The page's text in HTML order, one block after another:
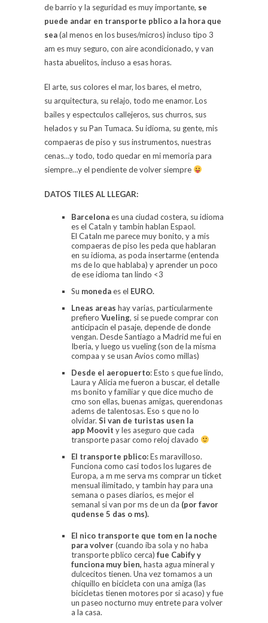
de barrio y la seguridad es muy importante, se
puede andar en transporte pblico a la hora que
sea(al menos en los buses/micros) incluso tipo 3
am es muy seguro, con aire acondicionado, y van
hasta abuelitos, incluso a esas horas.
El arte, sus colores el mar, los bares, el metro,
su arquitectura, su relajo, todo me enamor. Los
bailes y espectculos callejeros, sus churros, sus
helados y su Pan Tumaca. Su idioma, su gente, mis
compaeras de piso y sus instrumentos, nuestras
cenas…y todo, todo quedar en mi memoria para
siempre…y el pendiente de volver siempre
DATOS TILES AL LLEGAR:
Barcelonaes una ciudad costera, su idioma
es el Cataln y tambin hablan Espaol.
El Cataln me parece muy bonito, y a mis
compaeras de piso les peda que hablaran
en su idioma, as poda insertarme (entenda
ms de lo que hablaba) y aprender un poco
de ese idioma tan lindo <3
Su monedaes el EURO.
Lneas areas hay varias, particularmente
prefiero Vueling, si se puede comprar con
anticipacin el pasaje, depende de donde
vengan. Desde Santiago a Madrid me fui en
Iberia, y luego us vueling (son de la misma
compaa y se usan Avios como millas)
Desde el aeropuerto: Esto s que fue lindo,
Laura y Alicia me fueron a buscar, el detalle
ms bonito y familiar y que dice mucho de
cmo son ellas, buenas amigas, querendonas
adems de talentosas. Eso s que no lo
olvidar. Si van de turistas usen la
app Moovit y les aseguro que cada
transporte pasar como reloj clavado
El transporte pblico:Es maravilloso.
Funciona como casi todos los lugares de
Europa, a m me serva ms comprar un ticket
mensual ilimitado, y tambin hay para una
semana o pases diarios, es mejor el
semanal si van por ms de un da (por favor
qudense 5 das o ms).
El nico transporte que tom en la noche
para volver(cuando iba sola y no haba
transporte pblico cerca) fue Cabify y
funciona muy bien, hasta agua mineral y
dulcecitos tienen. Una vez tomamos a un
chiquillo en bicicleta con una amiga (las
bicicletas tienen motores por si acaso) y fue
un paseo nocturno muy entrete para volver
a la casa.